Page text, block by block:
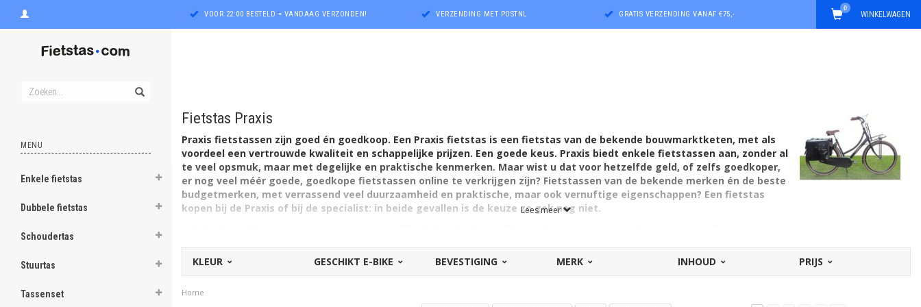
VOOR 22:00 BESTELD = VANDAAG VERZONDEN! VERZENDING MET POSTNL GRATIS VERZENDING VANAF €75,- WINKELWAGEN
0
MENU
Enkele fietstas
Dubbele fietstas
Schoudertas
Stuurtas
Tassenset
Fietstas Praxis
Praxis fietstassen zijn goed én goedkoop. Een Praxis fietstas is een fietstas van de bekende bouwmarktketen, met als
voordeel een vertrouwde kwaliteit en schappelijke prijzen. Een goede keus. Praxis biedt enkele fietstassen aan, zonder al
te veel opsmuk, maar met degelijke en praktische kenmerken. Maar wist u dat voor hetzelfde geld, of zelfs goedkoper,
er nog veel méér goede, goedkope fietstassen online te verkrijgen zijn? Fietstassen van de bekende merken én de beste
budgetmerken, met verrassend veel duurzaamheid en praktische, maar ook vernuftige eigenschappen? Een fietstas
kopen bij de Praxis of bij de specialist: in beide gevallen is de keuze zo gek nog niet.
tot slimme opbergmogelijkheden. Ze zijn zelfs vaak waterdicht en in elk geval waterafstotend. Het zijn juist de budgetmerken op
Fietstas.com die hierin gespecialiseerd zijn. In plaats van een Praxis fietstas een 'echte' fietstas in de categorie 'goedkoop' kopen? Eentje
ook qua hoe mooi de tas eruitziet? Kijk dan eens hier!
Lees meer
KLEUR GESCHIKT E-BIKE BEVESTIGING MERK INHOUD PRIJS
Home